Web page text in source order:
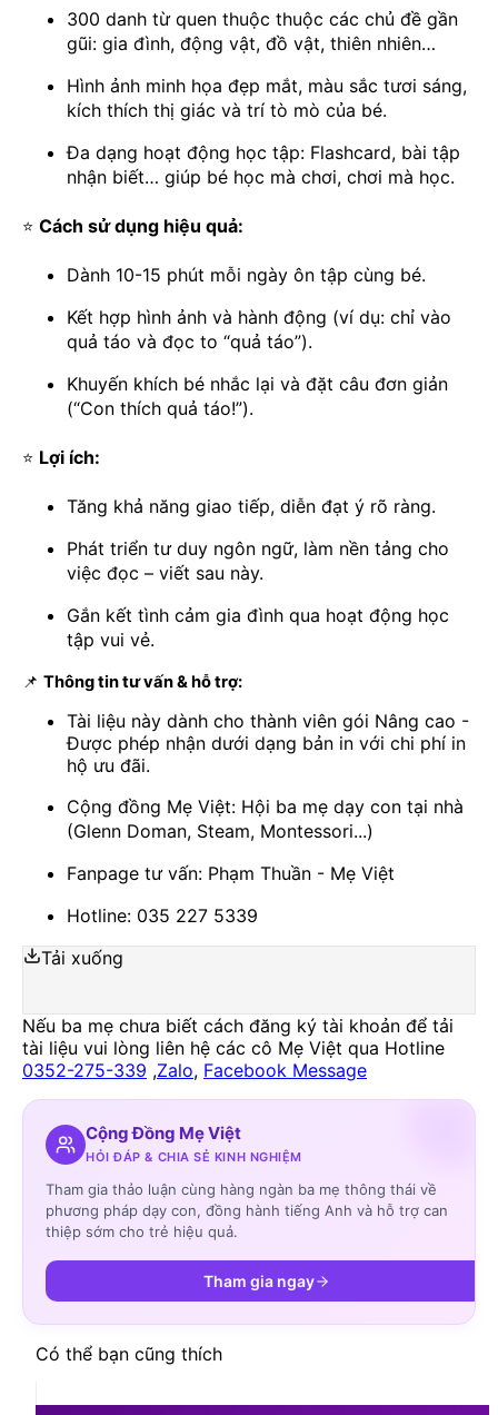
300 danh từ quen thuộc thuộc các chủ đề gần
gũi: gia đình, động vật, đồ vật, thiên nhiên…
Hình ảnh minh họa đẹp mắt, màu sắc tươi sáng,
kích thích thị giác và trí tò mò của bé.
Đa dạng hoạt động học tập: Flashcard, bài tập
nhận biết… giúp bé học mà chơi, chơi mà học.
⭐ Cách sử dụng hiệu quả:
Dành 10-15 phút mỗi ngày ôn tập cùng bé.
Kết hợp hình ảnh và hành động (ví dụ: chỉ vào
quả táo và đọc to “quả táo”).
Khuyến khích bé nhắc lại và đặt câu đơn giản
(“Con thích quả táo!”).
⭐ Lợi ích:
Tăng khả năng giao tiếp, diễn đạt ý rõ ràng.
Phát triển tư duy ngôn ngữ, làm nền tảng cho
việc đọc – viết sau này.
Gắn kết tình cảm gia đình qua hoạt động học
tập vui vẻ.
📌 Thông tin tư vấn & hỗ trợ:
Tài liệu này dành cho thành viên gói Nâng cao -
Được phép nhận dưới dạng bản in với chi phí in
hộ ưu đãi.
Cộng đồng Mẹ Việt: Hội ba mẹ dạy con tại nhà
(Glenn Doman, Steam, Montessori...)
Fanpage tư vấn: Phạm Thuần - Mẹ Việt
Hotline: 035 227 5339
Tải xuống
Nếu ba mẹ chưa biết cách đăng ký tài khoản để tải
tài liệu vui lòng liên hệ các cô Mẹ Việt qua Hotline
0352-275-339 ,Zalo, Facebook Message
Cộng Đồng Mẹ Việt
HỎI ĐÁP & CHIA SẺ KINH NGHIỆM
Tham gia thảo luận cùng hàng ngàn ba mẹ thông thái về
phương pháp dạy con, đồng hành tiếng Anh và hỗ trợ can
thiệp sớm cho trẻ hiệu quả.
Tham gia ngay
Có thể bạn cũng thích